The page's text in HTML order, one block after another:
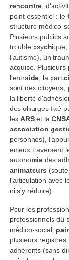
rencontre ,
point essentiel : le
structure médico-
Plusieurs publics
trouble psychique,
l'autisme), un
acquise. Plusieurs
l'entraide , la parti
sont des citoyens,
la liberté
des charges fixé
les ARS et la
association
personnes),
enjeux traversent
autonomie des
animateurs
l'articulation avec
ni s'y réduire).
Pour les
professionnels du
médico-social,
plusieurs registres
adhérents (sans